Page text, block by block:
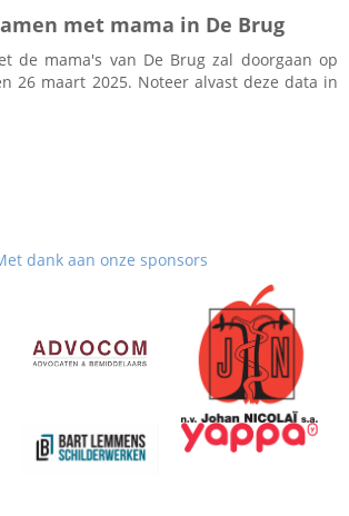
met mama in De Brug
de mama's van De Brug zal doorgaan op
26 maart 2025. Noteer alvast deze data in
dank aan onze sponsors